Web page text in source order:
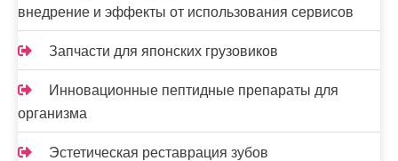
внедрение и эффекты от использования сервисов
Запчасти для японских грузовиков
Инновационные пептидные препараты для
организма
Эстетическая реставрация зубов